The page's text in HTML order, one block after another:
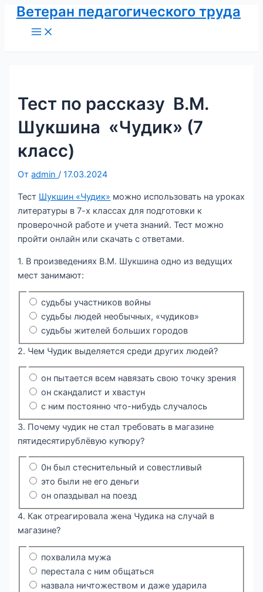
Перейти
Ветеран педагогического труда
Main
Menu
Тест по рассказу В.М.
Шукшина «Чудик» (7
класс)
Отadmin/17.03.2024
Тест Шукшин «Чудик» можно использовать на уроках
литературы в 7-х классах для подготовки к
проверочной работе и учета знаний. Тест можно
пройти онлайн или скачать с ответами.
1. В произведениях В.М. Шукшина одно из ведущих
мест занимают:
судьбы участников войны
судьбы людей необычных, «чудиков»
судьбы жителей больших городов
2. Чем Чудик выделяется среди других людей?
он пытается всем навязать свою точку зрения
он скандалист и хвастун
с ним постоянно что-нибудь случалось
3. Почему чудик не стал требовать в магазине
пятидесятирублёвую купюру?
0н был стеснительный и совестливый
это были не его деньги
он опаздывал на поезд
4. Как отреагировала жена Чудика на случай в
магазине?
похвалила мужа
перестала с ним общаться
назвала ничтожеством и даже ударила